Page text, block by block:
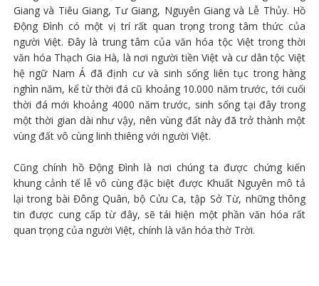
Giang và Tiêu Giang, Tư Giang, Nguyên Giang và Lễ Thủy. Hồ
Động Đình có một vị trí rất quan trọng trong tâm thức của
người Việt. Đây là trung tâm của văn hóa tộc Việt trong thời
văn hóa Thạch Gia Hà, là nơi người tiền Việt và cư dân tộc Việt
hệ ngữ Nam Á đã định cư và sinh sống liên tục trong hàng
nghìn năm, kể từ thời đá cũ khoảng 10.000 năm trước, tới cuối
thời đá mới khoảng 4000 năm trước, sinh sống tại đây trong
một thời gian dài như vậy, nên vùng đất này đã trở thành một
vùng đất vô cùng linh thiêng với người Việt.
Cũng chính hồ Động Đình là nơi chúng ta được chứng kiến
khung cảnh tế lễ vô cùng đặc biệt được Khuất Nguyên mô tả
lại trong bài Đông Quân, bộ Cửu Ca, tập Sở Từ, những thông
tin được cung cấp từ đây, sẽ tái hiện một phần văn hóa rất
quan trọng của người Việt, chính là văn hóa thờ Trời.